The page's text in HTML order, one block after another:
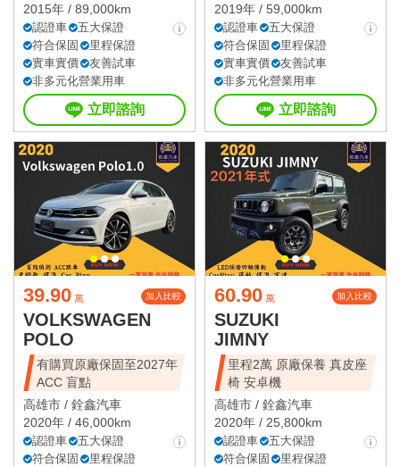
2015年 / 89,000km
認證車
五大保證
符合保固
里程保證
實車實價
友善試車
非多元化營業用車
立即諮詢
2019年 / 59,000km
認證車
五大保證
符合保固
里程保證
實車實價
友善試車
非多元化營業用車
立即諮詢
39.90 萬 加入比較
VOLKSWAGEN
POLO
有購買原廠保固至2027年
ACC 盲點
高雄市 / 銓鑫汽車
2020年 / 46,000km
認證車
五大保證
符合保固
里程保證
60.90 萬 加入比較
SUZUKI
JIMNY
里程2萬 原廠保養 真皮座
椅 安卓機
高雄市 / 銓鑫汽車
2020年 / 25,800km
認證車
五大保證
符合保固
里程保證